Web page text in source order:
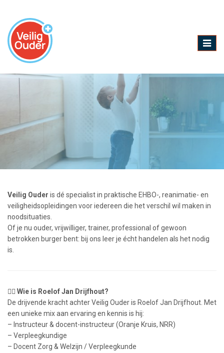
Toggle
Veilig Ouder is dé specialist in praktische EHBO-, reanimatie- en
veiligheidsopleidingen voor iedereen die het verschil wil maken in
noodsituaties.
Of je nu ouder, vrijwilliger, trainer, professional of gewoon
betrokken burger bent: bij ons leer je écht handelen als het nodig
is.
👨‍⚕️ Wie is Roelof Jan Drijfhout?
De drijvende kracht achter Veilig Ouder is Roelof Jan Drijfhout. Met
een unieke mix aan ervaring en kennis is hij:
– Instructeur & docent-instructeur (Oranje Kruis, NRR)
– Verpleegkundige
– Docent Zorg & Welzijn / Verpleegkunde